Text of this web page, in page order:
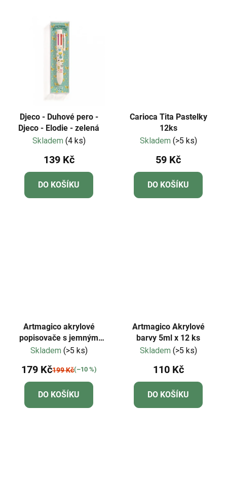
Djeco - Duhové pero -
Djeco - Elodie - zelená
Skladem (4 ks)
139 Kč
DO KOŠÍKU
Carioca Tita Pastelky
12ks
Skladem (>5 ks)
59 Kč
DO KOŠÍKU
Artmagico akrylové
popisovače s jemným
hrotem - metalické - 8 ks
Skladem (>5 ks)
179 Kč199 Kč(–10 %)
DO KOŠÍKU
Artmagico Akrylové
barvy 5ml x 12 ks
Skladem (>5 ks)
110 Kč
DO KOŠÍKU